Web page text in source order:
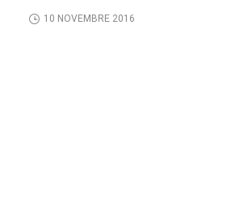
10 NOVEMBRE 2016